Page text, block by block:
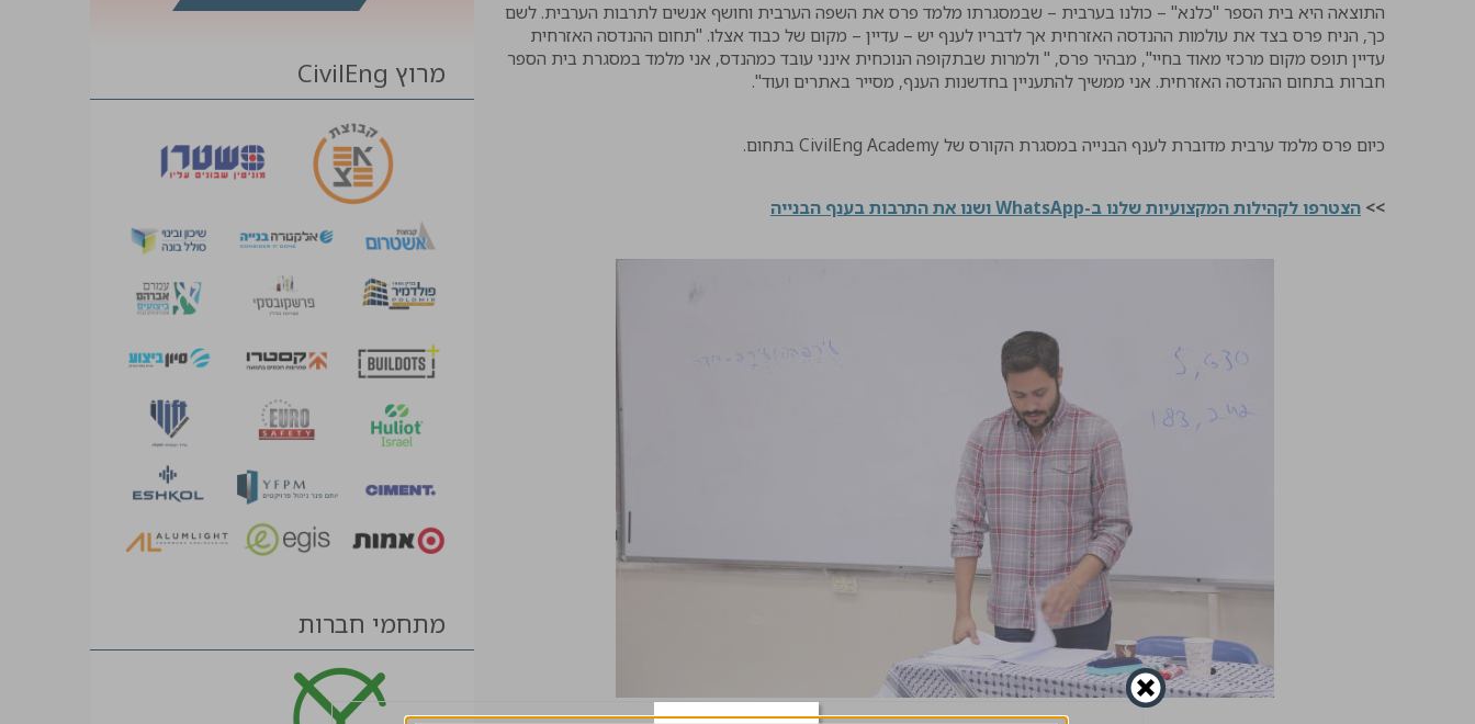
התוצאה היא בית הספר "כלנא" – כולנו בערבית – שבמסגרתו מלמד פרס את השפה הערבית וחושף אנשים לתרבות הערבית. לשם
כך, הניח פרס בצד את עולמות ההנדסה האזרחית אך לדבריו לענף יש – עדיין – מקום של כבוד אצלו. "תחום ההנדסה האזרחית
עדיין תופס מקום מרכזי מאוד בחיי", מבהיר פרס, " ולמרות שבתקופה הנוכחית אינני עובד כמהנדס, אני מלמד במסגרת בית הספר
חברות בתחום ההנדסה האזרחית. אני ממשיך להתעניין בחדשנות הענף, מסייר באתרים ועוד".
כיום פרס מלמד ערבית מדוברת לענף הבנייה במסגרת הקורס של CivilEng Academy בתחום.
>> הצטרפו לקהילות המקצועיות שלנו ב-WhatsApp ושנו את התרבות בענף הבנייה
מרוץ CivilEng
מתחמי חברות